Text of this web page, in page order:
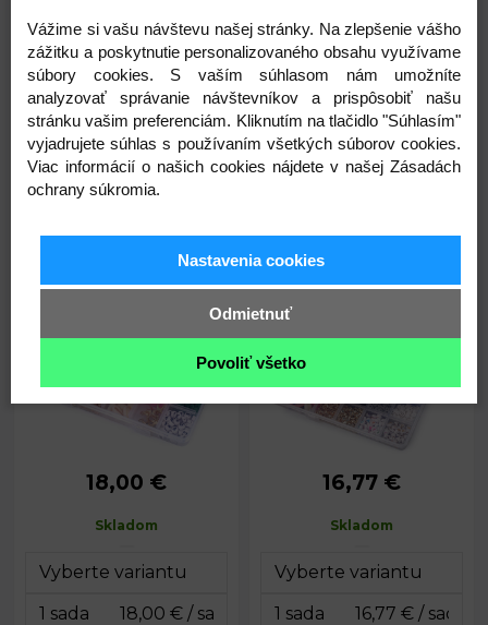
obsahu:
(+ 1 ďalších)
Kód: 340501
3,83
Rozmery
boxu:
10 x 10 x 1,8
cm
Hmotnosť
obsahu:
cca 28 g
(+ 1 ďalších)
Kód: 340500
3,68
Priemer:
6 mm
Rozmery
13 x 19 x 2
18,00 €
Skladom
Priemer:
6 mm
Rozmery
19 x 20 x 2
16,77 €
Skladom
Vážime si vašu návštevu našej stránky. Na zlepšenie vášho
zážitku a poskytnutie personalizovaného obsahu využívame
súbory cookies. S vaším súhlasom nám umožníte
analyzovať správanie návštevníkov a prispôsobiť našu
stránku vašim preferenciám. Kliknutím na tlačidlo "Súhlasím"
vyjadrujete súhlas s používaním všetkých súborov cookies.
Viac informácií o našich cookies nájdete v našej Zásadách
ochrany súkromia.
Nastavenia cookies
Odmietnuť
Povoliť všetko